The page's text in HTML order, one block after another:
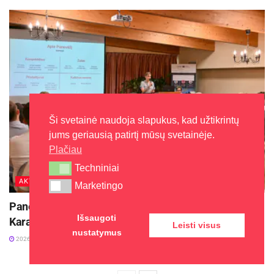
AKTUALIJOS
Panevėžys stiprina verslo ryšius su Jungtine
Karalyste
2026-08-06
Ši svetainė naudoja slapukus, kad užtikrintų
jums geriausią patirtį mūsų svetainėje.
Plačiau
Techniniai
Techniniai
Marketingo
Marketingo
Išsaugoti
nustatymus
Leisti visus